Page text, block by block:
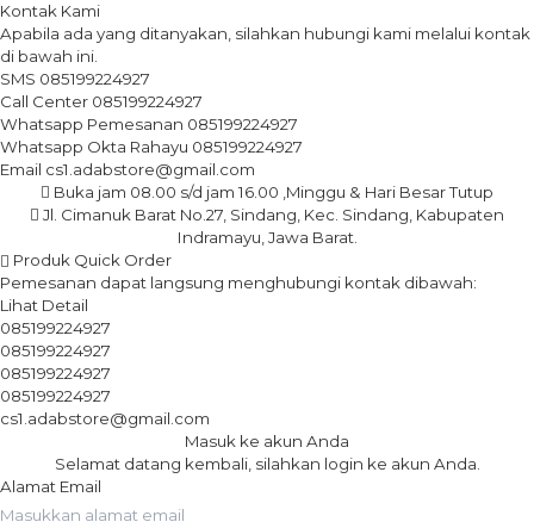
Kontak Kami
Apabila ada yang ditanyakan, silahkan hubungi kami melalui kontak
di bawah ini.
SMS 085199224927
Call Center 085199224927
Whatsapp Pemesanan 085199224927
Whatsapp Okta Rahayu 085199224927
Email cs1.adabstore@gmail.com
Buka jam 08.00 s/d jam 16.00 ,Minggu & Hari Besar Tutup
Jl. Cimanuk Barat No.27, Sindang, Kec. Sindang, Kabupaten
Indramayu, Jawa Barat.
Produk Quick Order
Pemesanan dapat langsung menghubungi kontak dibawah:
Lihat Detail
085199224927
085199224927
085199224927
085199224927
cs1.adabstore@gmail.com
Masuk ke akun Anda
Selamat datang kembali, silahkan login ke akun Anda.
Alamat Email